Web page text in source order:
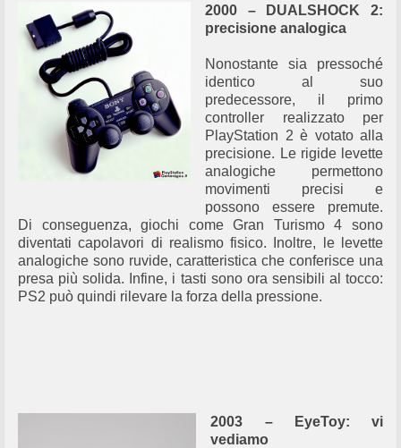
2000 – DUALSHOCK 2:
precisione analogica
Nonostante sia pressoché
identico al suo
predecessore, il primo
controller realizzato per
PlayStation 2 è votato alla
precisione. Le rigide levette
analogiche permettono
movimenti precisi e
possono essere premute.
Di conseguenza, giochi come Gran Turismo 4 sono
diventati capolavori di realismo fisico. Inoltre, le levette
analogiche sono ruvide, caratteristica che conferisce una
presa più solida. Infine, i tasti sono ora sensibili al tocco:
PS2 può quindi rilevare la forza della pressione.
2003 – EyeToy: vi
vediamo